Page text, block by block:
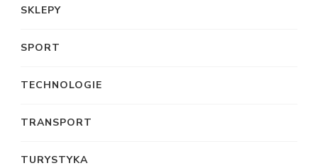
SKLEPY
SPORT
TECHNOLOGIE
TRANSPORT
TURYSTYKA